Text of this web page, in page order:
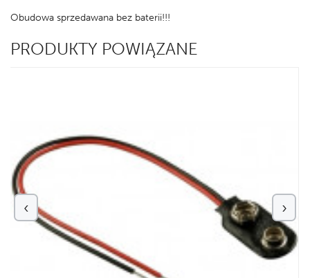
Obudowa sprzedawana bez baterii!!!
PRODUKTY POWIĄZANE
‹ ›